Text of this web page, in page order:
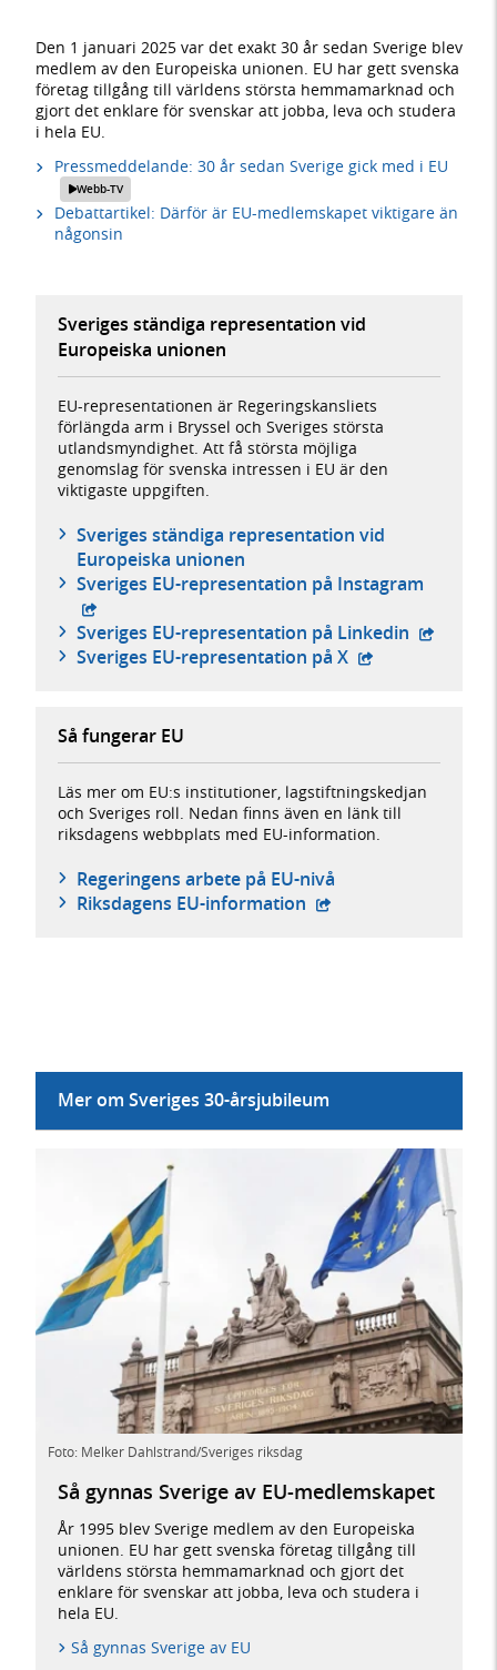
Den 1 januari 2025 var det exakt 30 år sedan Sverige blev
medlem av den Europeiska unionen. EU har gett svenska
företag tillgång till världens största hemmamarknad och
gjort det enklare för svenskar att jobba, leva och studera
i hela EU.
Pressmeddelande: 30 år sedan Sverige gick med i EU
Webb-TV
Debattartikel: Därför är EU-medlemskapet viktigare än
någonsin
Sveriges ständiga representation vid
Europeiska unionen
EU-representationen är Regeringskansliets
förlängda arm i Bryssel och Sveriges största
utlandsmyndighet. Att få största möjliga
genomslag för svenska intressen i EU är den
viktigaste uppgiften.
Sveriges ständiga representation vid
Europeiska unionen
Sveriges EU-representation på Instagram
Sveriges EU-representation på Linkedin - extern
Sveriges EU-representation på X - extern
Så fungerar EU
Läs mer om EU:s institutioner, lagstiftningskedjan
och Sveriges roll. Nedan finns även en länk till
riksdagens webbplats med EU-information.
Regeringens arbete på EU-nivå
Riksdagens EU-information - extern webbplats,
Mer om Sveriges 30-årsjubileum
Foto: Melker Dahlstrand/Sveriges riksdag
Så gynnas Sverige av EU-medlemskapet
År 1995 blev Sverige medlem av den Europeiska
unionen. EU har gett svenska företag tillgång till
världens största hemmamarknad och gjort det
enklare för svenskar att jobba, leva och studera i
hela EU.
Så gynnas Sverige av EU